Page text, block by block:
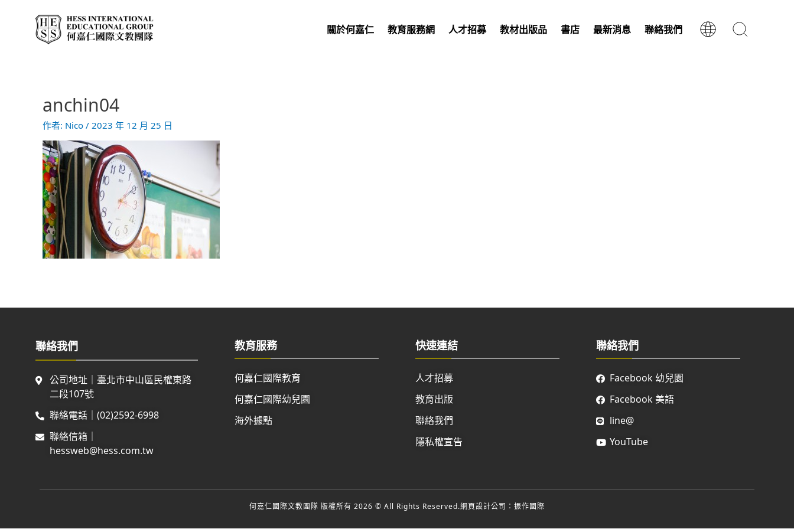
關於何嘉仁 教育服務網 人才招募 教材出版品 書店 最新消息 聯絡我們
anchin04
作者: Nico / 2023 年 12 月 25 日
聯絡我們
公司地址｜臺北市中山區民權東路
二段107號
聯絡電話｜(02)2592-6998
聯絡信箱｜
hessweb@hess.com.tw
教育服務
何嘉仁國際教育
何嘉仁國際幼兒園
海外據點
快速連結
人才招募
教育出版
聯絡我們
隱私權宣告
聯絡我們
Facebook 幼兒園
Facebook 美語
line@
YouTube
何嘉仁國際文教團隊 版權所有 2026 © All Rights Reserved.網頁設計公司 ：振作國際